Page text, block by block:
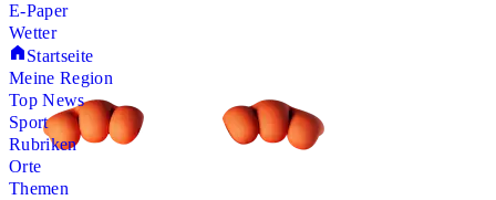
E-Paper
Wetter
Startseite
Meine Region
Top News
Sport
Rubriken
Orte
Themen